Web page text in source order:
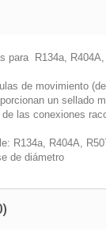
para R134a,
de movimiento
un sellado
las conexiones
R134a, R404A,
de diámetro